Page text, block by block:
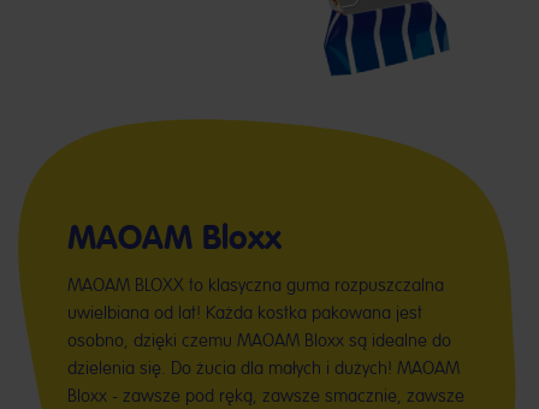
MAOAM Bloxx
MAOAM BLOXX to klasyczna guma rozpuszczalna
uwielbiana od lat! Każda kostka pakowana jest
osobno, dzięki czemu MAOAM Bloxx są idealne do
dzielenia się. Do żucia dla małych i dużych! MAOAM
Bloxx - zawsze pod ręką, zawsze smacznie, zawsze